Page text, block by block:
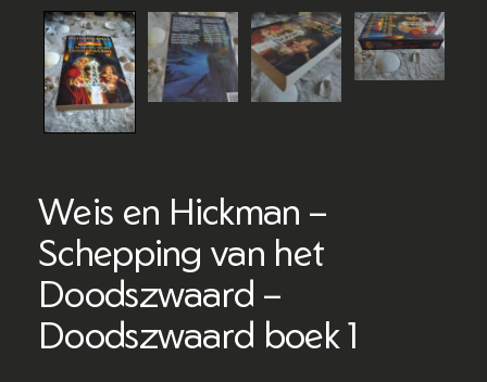
Weis en Hickman –
Schepping van het
Doodszwaard –
Doodszwaard boek 1